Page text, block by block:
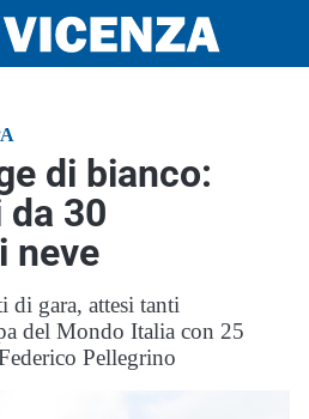
di bianco:
30
neve
di gara, attesi tanti
del Mondo Italia con 25
Pellegrino